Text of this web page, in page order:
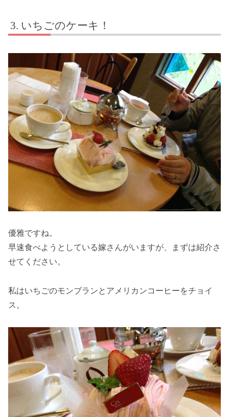
いちごのケーキ！
優雅ですね。
早速食べようとしている嫁さんがいますが、まずは紹介さ
せてください。
私はいちごのモンブランとアメリカンコーヒーをチョイ
ス。